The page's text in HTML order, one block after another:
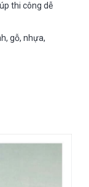
thi công dễ
gỗ, nhựa,